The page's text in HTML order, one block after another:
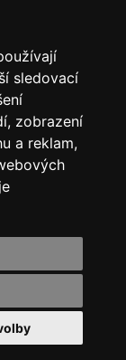
sledovací
zobrazení
a reklam,